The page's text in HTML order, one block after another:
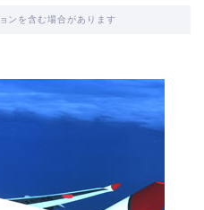
ンを含む場合があります